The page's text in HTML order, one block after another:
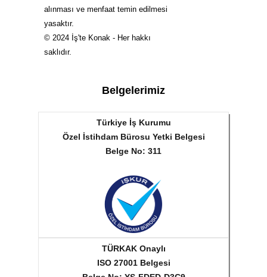
alınması ve menfaat temin edilmesi
yasaktır.
© 2024 İş'te Konak - Her hakkı
saklıdır.
Belgelerimiz
Türkiye İş Kurumu
Özel İstihdam Bürosu Yetki Belgesi
Belge No: 311
TÜRKAK Onaylı
ISO 27001 Belgesi